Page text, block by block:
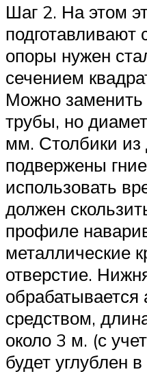
Шаг 2. На этом
подготавливают
опоры нужен
сечением
Можно заменить
трубы, но
мм. Столбики из
подвержены
использовать
должен
профиле
металлические
отверстие.
средством,
около 3 м. (с
будет углублен в